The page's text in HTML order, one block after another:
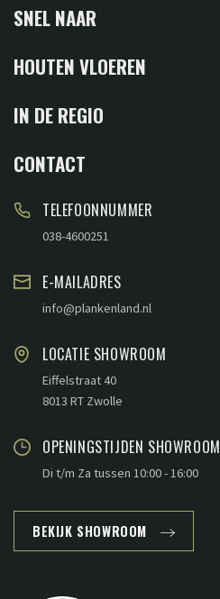
SNEL NAAR
HOUTEN VLOEREN
IN DE REGIO
CONTACT
TELEFOONNUMMER
038-4600251
E-MAILADRES
info@plankenland.nl
LOCATIE SHOWROOM
Eiffelstraat 40
8013 RT Zwolle
OPENINGSTIJDEN SHOWROOM
Di t/m Za tussen 10:00 - 16:00
BEKIJK SHOWROOM